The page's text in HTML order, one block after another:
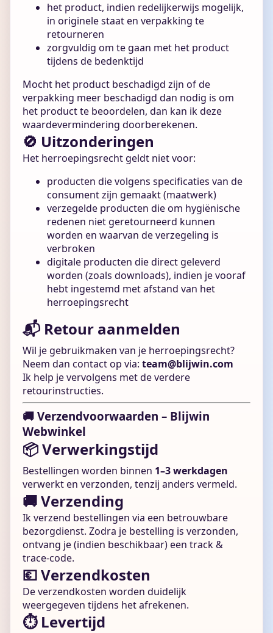
het product, indien redelijkerwijs mogelijk,
in originele staat en verpakking te
retourneren
zorgvuldig om te gaan met het product
tijdens de bedenktijd
Mocht het product beschadigd zijn of de
verpakking meer beschadigd dan nodig is om
het product te beoordelen, dan kan ik deze
waardevermindering doorberekenen.
🚫 Uitzonderingen
Het herroepingsrecht geldt niet voor:
producten die volgens specificaties van de
consument zijn gemaakt (maatwerk)
verzegelde producten die om hygiënische
redenen niet geretourneerd kunnen
worden en waarvan de verzegeling is
verbroken
digitale producten die direct geleverd
worden (zoals downloads), indien je vooraf
hebt ingestemd met afstand van het
herroepingsrecht
📬 Retour aanmelden
Wil je gebruikmaken van je herroepingsrecht?
Neem dan contact op via: team@blijwin.com
Ik help je vervolgens met de verdere
retourinstructies.
🚚 Verzendvoorwaarden – Blijwin
Webwinkel
📦 Verwerkingstijd
Bestellingen worden binnen 1–3 werkdagen
verwerkt en verzonden, tenzij anders vermeld.
🚚 Verzending
Ik verzend bestellingen via een betrouwbare
bezorgdienst. Zodra je bestelling is verzonden,
ontvang je (indien beschikbaar) een track &
trace-code.
💶 Verzendkosten
De verzendkosten worden duidelijk
weergegeven tijdens het afrekenen.
⏱️ Levertijd